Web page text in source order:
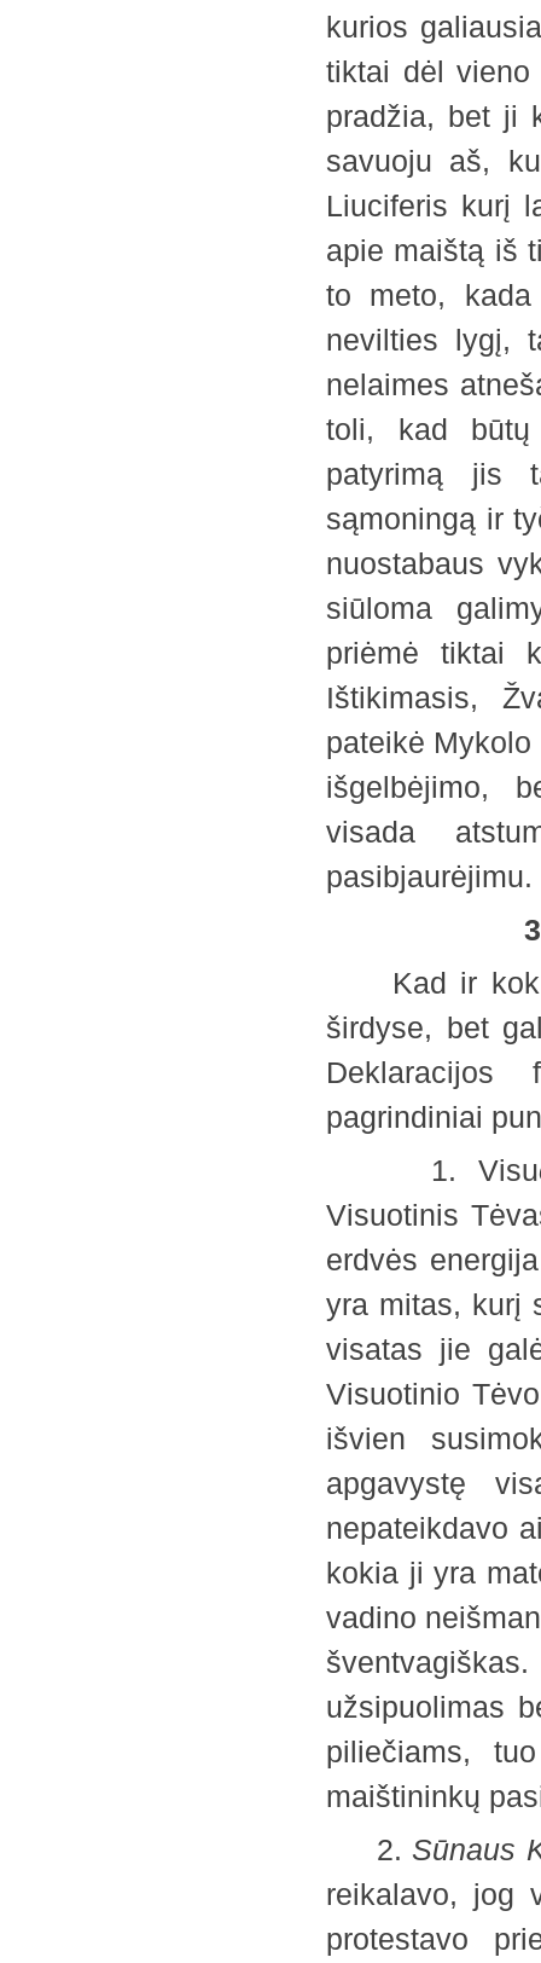
kurios
tiktai dėl
pradžia, bet ji
savuoju aš,
Liuciferis kurį
apie maištą iš
to meto,
nevilties lygį,
nelaimes
toli, kad būtų
patyrimą jis
sąmoningą ir
nuostabaus
siūloma
priėmė tiktai
Ištikimasis,
pateikė
išgelbėjimo,
visada
Kad ir kokia
širdyse, bet
pagrindiniai
1. Visu
Visuotinis
erdvės
yra mitas, kurį
visatas jie
Visuotinio
išvien
apgavystę
nepateikdavo
kokia ji yra
vadino
užsipuolimas
piliečiams,
maištininkų
2.Sūnaus
reikalavo, jog
protestavo